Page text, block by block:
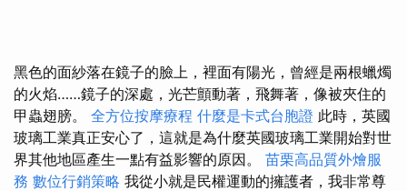
黑色的面紗落在鏡子的臉上，裡面有陽光，曾經是兩根蠟燭
的火焰……鏡子的深處，光芒顫動著，飛舞著，像被夾住的
甲蟲翅膀。 全方位按摩療程 什麼是卡式台胞證 此時，英國
玻璃工業真正安心了，這就是為什麼英國玻璃工業開始對世
界其他地區產生一點有益影響的原因。 苗栗高品質外燴服
務 數位行銷策略 我從小就是民權運動的擁護者，我非常尊